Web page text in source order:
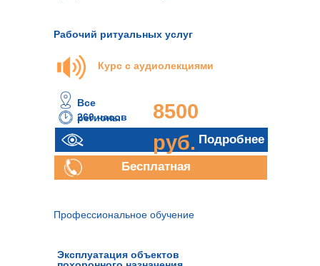
Рабочий ритуальных услуг
260 часов
8500
руб.
Все
регионы
Подробнее
Бесплатная
Эксплуатация объектов
Профессиональное обучение
Курс с аудиолекциями